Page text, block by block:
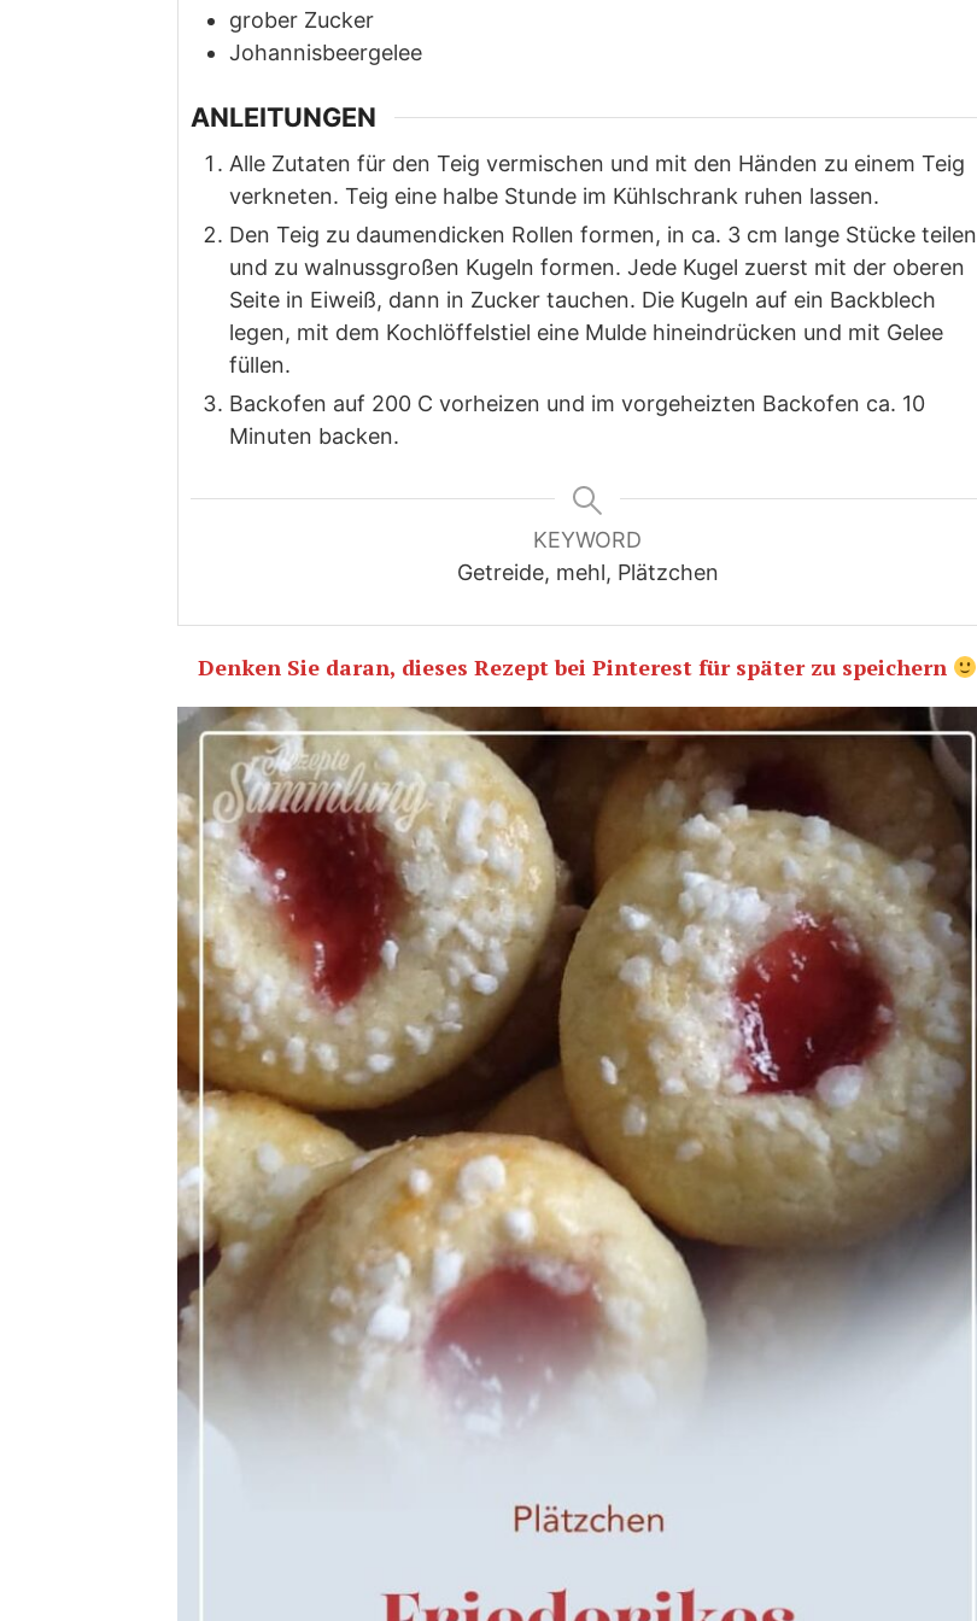
grober Zucker
Johannisbeergelee
ANLEITUNGEN
Alle Zutaten für den Teig vermischen und mit den Händen zu einem Teig
verkneten. Teig eine halbe Stunde im Kühlschrank ruhen lassen.
Den Teig zu daumendicken Rollen formen, in ca. 3 cm lange Stücke teilen
und zu walnussgroßen Kugeln formen. Jede Kugel zuerst mit der oberen
Seite in Eiweiß, dann in Zucker tauchen. Die Kugeln auf ein Backblech
legen, mit dem Kochlöffelstiel eine Mulde hineindrücken und mit Gelee
füllen.
Backofen auf 200 C vorheizen und im vorgeheizten Backofen ca. 10
Minuten backen.
KEYWORD
Getreide, mehl, Plätzchen
Denken Sie daran, dieses Rezept bei Pinterest für später zu speichern